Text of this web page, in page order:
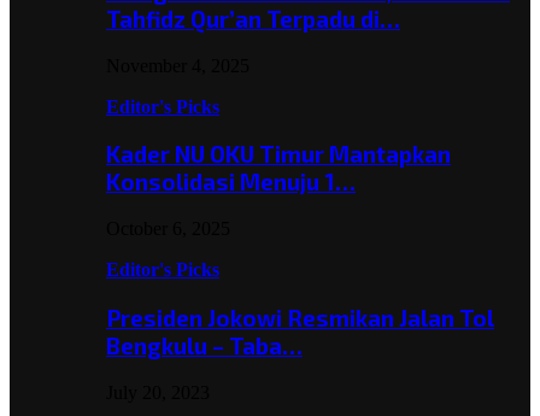
Tahfidz Qur’an Terpadu di…
Editor's Picks
Kader NU OKU Timur Mantapkan
Konsolidasi Menuju 1…
Editor's Picks
Presiden Jokowi Resmikan Jalan Tol
Bengkulu – Taba…